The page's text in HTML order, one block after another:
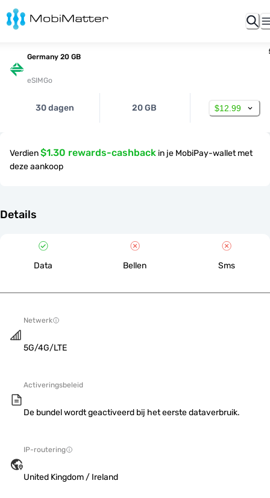
Germany 20 GB
eSIMGo
30 dagen 20 GB $12.99
Verdien$1.30 rewards-cashback in je MobiPay-wallet met
deze aankoop
Details
Data Bellen Sms
Netwerk
5G/4G/LTE
Activeringsbeleid
De bundel wordt geactiveerd bij het eerste dataverbruik.
IP-routering
United Kingdom / Ireland